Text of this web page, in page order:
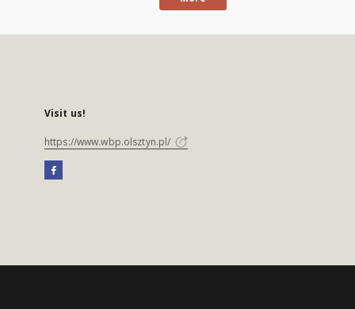
Visit us!
https://www.wbp.olsztyn.pl/